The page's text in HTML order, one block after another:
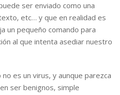
ser enviado como una
etc… y que en realidad es
un pequeño comando para
al que intenta asediar nuestro
es un virus, y aunque parezca
ser benignos, simple